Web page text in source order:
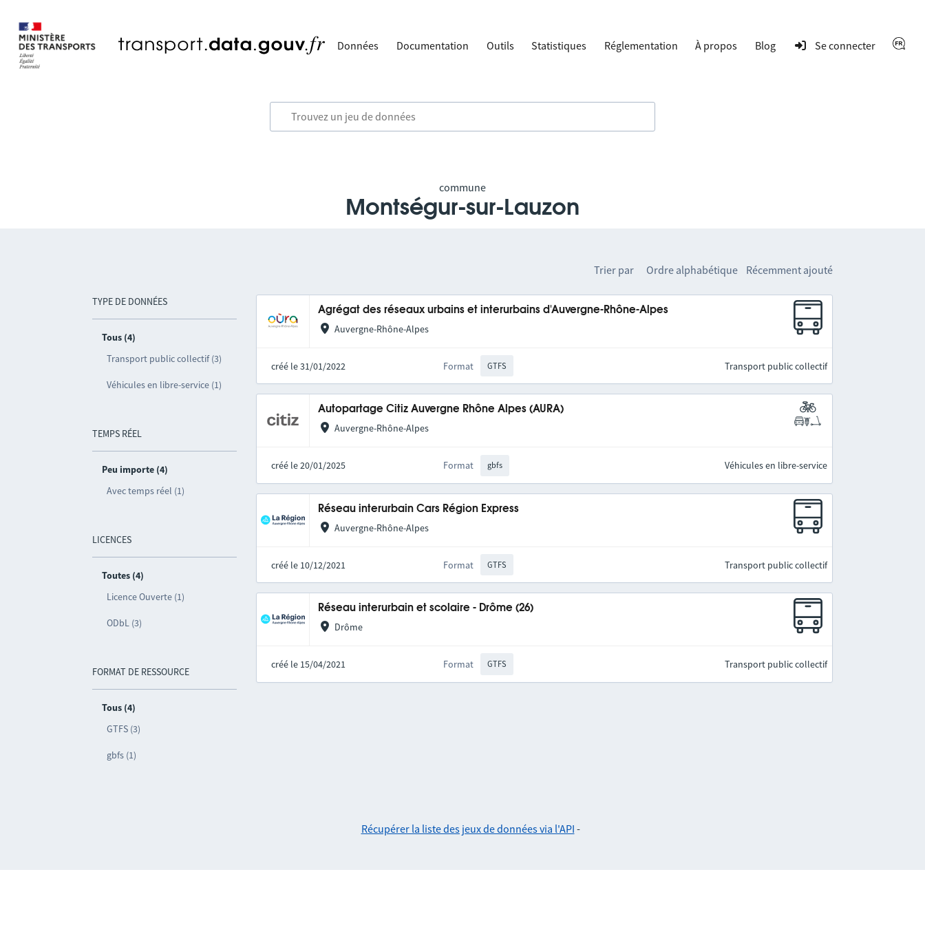
Données Documentation Outils Statistiques Réglementation À propos Blog Se connecter
commune
Montségur-sur-Lauzon
TYPE DE DONNÉES
Tous (4)
Transport public collectif (3)
Véhicules en libre-service (1)
TEMPS RÉEL
Peu importe (4)
Avec temps réel (1)
LICENCES
Toutes (4)
Licence Ouverte (1)
ODbL (3)
FORMAT DE RESSOURCE
Tous (4)
GTFS (3)
gbfs (1)
Trier par Ordre alphabétique Récemment ajouté
Agrégat des réseaux urbains et interurbains d'Auvergne-Rhône-Alpes
Auvergne-Rhône-Alpes
créé le 31/01/2022 Format GTFS Transport public collectif
Autopartage Citiz Auvergne Rhône Alpes (AURA)
Auvergne-Rhône-Alpes
créé le 20/01/2025 Format gbfs Véhicules en libre-service
Réseau interurbain Cars Région Express
Auvergne-Rhône-Alpes
créé le 10/12/2021 Format GTFS Transport public collectif
Réseau interurbain et scolaire - Drôme (26)
Drôme
créé le 15/04/2021 Format GTFS Transport public collectif
Récupérer la liste des jeux de données via l'API -